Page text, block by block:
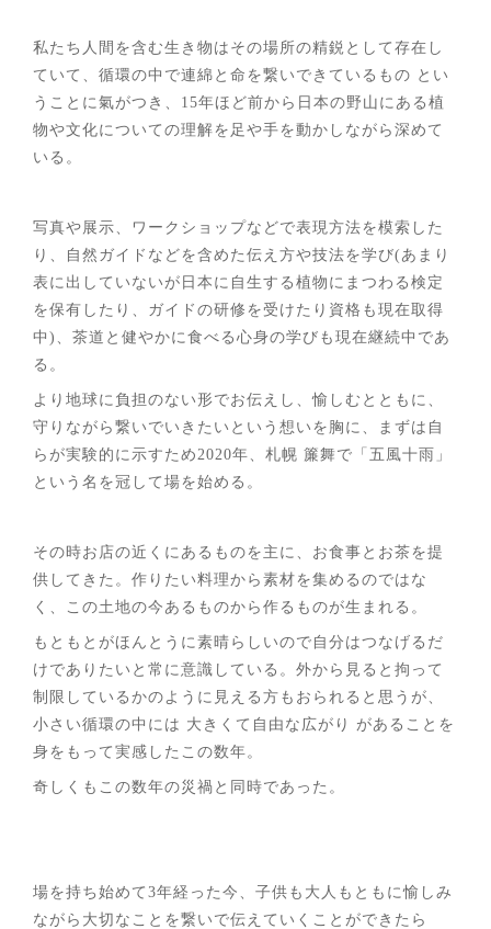
私たち人間を含む生き物はその場所の精鋭として存在し
ていて、循環の中で連綿と命を繋いできているもの とい
うことに氣がつき、15年ほど前から日本の野山にある植
物や文化についての理解を足や手を動かしながら深めて
いる。
写真や展示、ワークショップなどで表現方法を模索した
り、自然ガイドなどを含めた伝え方や技法を学び(あまり
表に出していないが日本に自生する植物にまつわる検定
を保有したり、ガイドの研修を受けたり資格も現在取得
中)、茶道と健やかに食べる心身の学びも現在継続中であ
る。
より地球に負担のない形でお伝えし、愉しむとともに、
守りながら繋いでいきたいという想いを胸に、まずは自
らが実験的に示すため2020年、札幌 簾舞で「五風十雨」
という名を冠して場を始める。
その時お店の近くにあるものを主に、お食事とお茶を提
供してきた。作りたい料理から素材を集めるのではな
く、この土地の今あるものから作るものが生まれる。
もともとがほんとうに素晴らしいので自分はつなげるだ
けでありたいと常に意識している。外から見ると拘って
制限しているかのように見える方もおられると思うが、
小さい循環の中には 大きくて自由な広がり があることを
身をもって実感したこの数年。
奇しくもこの数年の災禍と同時であった。
場を持ち始めて3年経った今、子供も大人もともに愉しみ
ながら大切なことを繋いで伝えていくことができたら